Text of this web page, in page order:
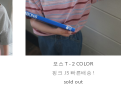
모스 T - 2 COLOR
핑크 JS 빠른배송 !
sold out